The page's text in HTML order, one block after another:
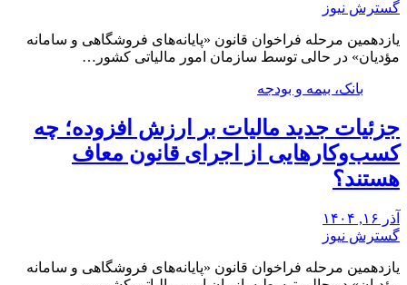
گسترش نیوز
یازدهمین مرحله فراخوان قانون «پایانه‌های فروشگاهی و سامانه
مؤدیان» در حالی توسط سازمان امور مالیاتی کشور…
بانک، بیمه و بودجه
جزئیات جدید مالیات بر ارزش افزوده؛ چه
کسب‌وکارهایی از اجرای قانون معاف
هستند؟
آذر ۱۶, ۱۴۰۴
گسترش نیوز
یازدهمین مرحله فراخوان قانون «پایانه‌های فروشگاهی و سامانه